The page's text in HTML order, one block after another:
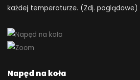
każdej temperaturze. (Zdj. poglądowe)
Napęd na koła